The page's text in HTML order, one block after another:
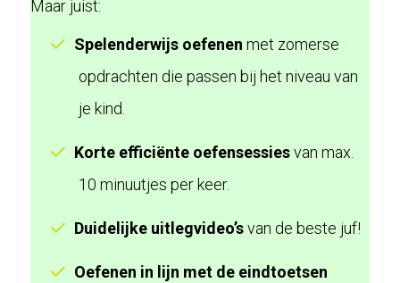
Maar juist:
Spelenderwijs oefenen met zomerse
opdrachten die passen bij het niveau van
je kind.
Korte efficiënte oefensessiesvan max.
10 minuutjes per keer.
Duidelijke uitlegvideo’svan de beste juf!
Oefenen in lijn met de eindtoetsen